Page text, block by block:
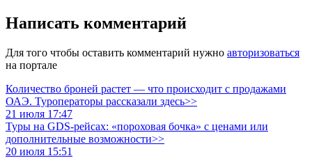
Написать комментарий
Для того чтобы оставить комментарий нужно авторизоваться
на портале
Количество броней растет — что происходит с продажами
ОАЭ. Туроператоры рассказали здесь>>
21 июля 17:47
Туры на GDS-рейсах: «пороховая бочка» с ценами или
дополнительные возможности>>
20 июля 15:51